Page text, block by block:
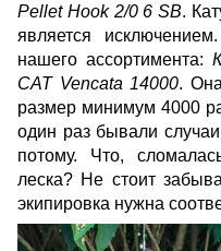
Pellet Hook 2/0 6 SB.
является
нашего ассортимента:
CAT Vencata 14000.
размер минимум 4000
один раз бывали
потому. Что,
леска? Не стоит
экипировка нужна